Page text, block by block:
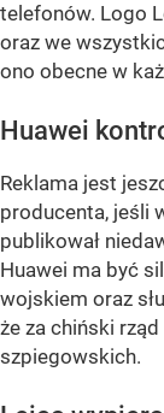
telefonów. Logo
oraz we
ono obecne w
Huawei
Reklama jest
producenta, jeśli
publikował
Huawei ma być
wojskiem oraz
że za chiński
szpiegowskich.